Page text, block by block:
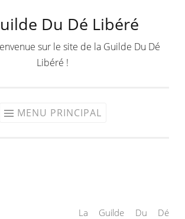
Du Dé Libéré
sur le site de la Guilde Du Dé
Libéré !
MENU PRINCIPAL
La Guilde Du Dé